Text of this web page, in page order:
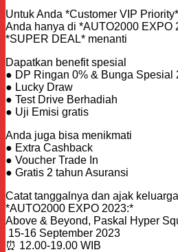
Untuk Anda *Customer VIP
Anda hanya di *AUTO2000 EXPO
*SUPER DEAL* menanti
Dapatkan benefit spesial
● DP Ringan 0% & Bunga Spesial
● Lucky Draw
● Test Drive Berhadiah
● Uji Emisi gratis
Anda juga bisa menikmati
● Extra Cashback
● Voucher Trade In
● Gratis 2 tahun Asuransi
Catat tanggalnya dan ajak
*AUTO2000 EXPO 2023:*
Above & Beyond, Paskal Hyper
️ 15-16 September 2023
⏰ 12.00-19.00 WIB